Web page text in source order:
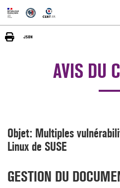
AVIS DU
Objet: Multiples
Linux de SUSE
GESTION DU